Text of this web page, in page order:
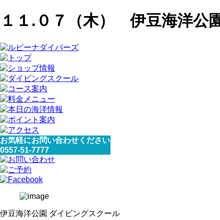
１１.０７（木） 伊豆海洋公
お気軽にお問い合わせください
0557-51-7777
伊豆海洋公園 ダイビングスクール